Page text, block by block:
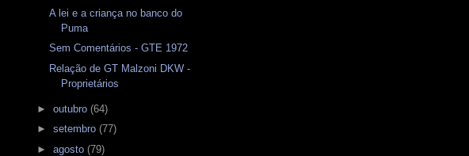
A lei e a criança no banco do
Puma
Sem Comentários - GTE 1972
Relação de GT Malzoni DKW -
Proprietários
► outubro (64)
► setembro (77)
► agosto (79)